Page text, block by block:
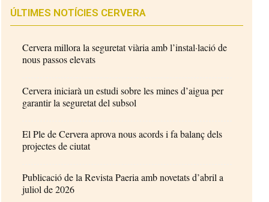
ÚLTIMES NOTÍCIES CERVERA
Cervera millora la seguretat viària amb l’instal·lació de
nous passos elevats
Cervera iniciarà un estudi sobre les mines d’aigua per
garantir la seguretat del subsol
El Ple de Cervera aprova nous acords i fa balanç dels
projectes de ciutat
Publicació de la Revista Paeria amb novetats d’abril a
juliol de 2026